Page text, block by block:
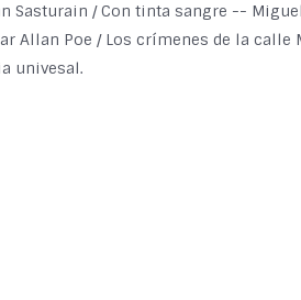
Sasturain / Con tinta sangre --
Allan Poe / Los crímenes de la calle
univesal.